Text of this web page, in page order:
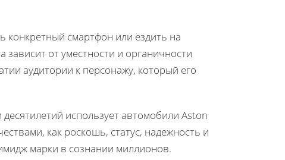
конкретный смартфон или ездить на
от уместности и органичности
аудитории к персонажу, который его
использует автомобили Aston
как роскошь, статус, надежность и
марки в сознании миллионов.